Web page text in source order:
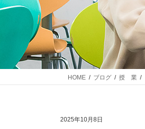
HOME ブログ 授 業
2025年10月8日